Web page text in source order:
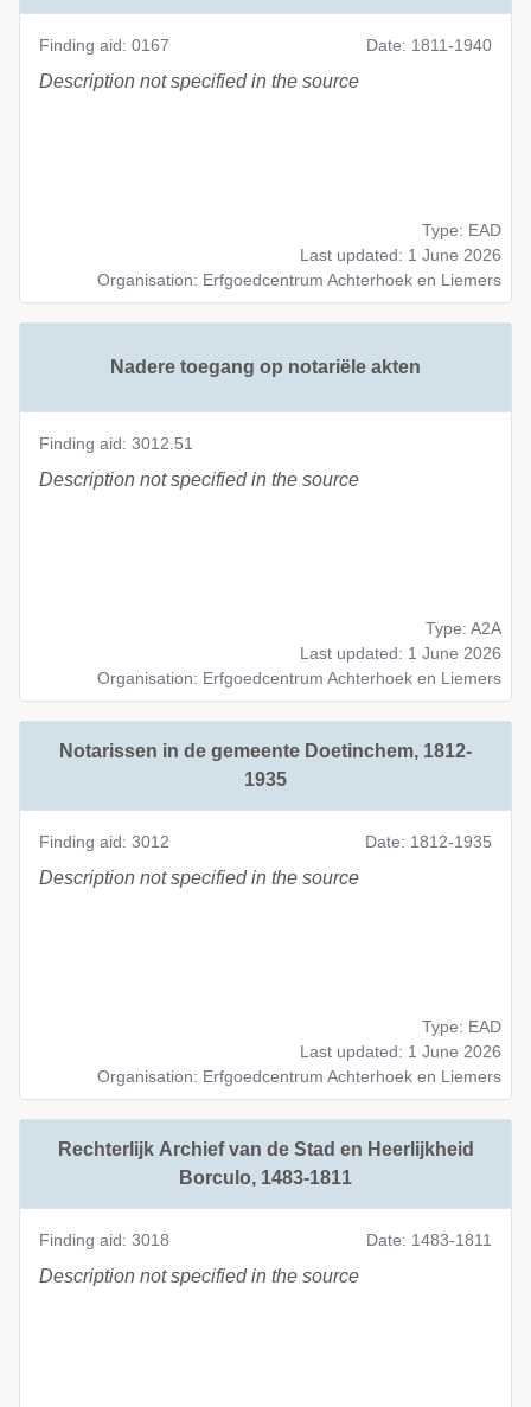
Finding aid: 0167 Date: 1811-1940
Description not specified in the source
Type: EAD
Last updated: 1 June 2026
Organisation: Erfgoedcentrum Achterhoek en Liemers
Nadere toegang op notariële akten
Finding aid: 3012.51
Description not specified in the source
Type: A2A
Last updated: 1 June 2026
Organisation: Erfgoedcentrum Achterhoek en Liemers
Notarissen in de gemeente Doetinchem, 1812-
1935
Finding aid: 3012 Date: 1812-1935
Description not specified in the source
Type: EAD
Last updated: 1 June 2026
Organisation: Erfgoedcentrum Achterhoek en Liemers
Rechterlijk Archief van de Stad en Heerlijkheid
Borculo, 1483-1811
Finding aid: 3018 Date: 1483-1811
Description not specified in the source